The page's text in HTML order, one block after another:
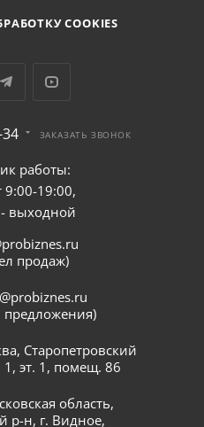
COOKIES
ЗАКАЗАТЬ ЗВОНОК
работы:
9:00-19:00,
выходной
продаж)
Старопетровский
1, эт. 1, помещ. 86
область,
р-н, г. Видное,